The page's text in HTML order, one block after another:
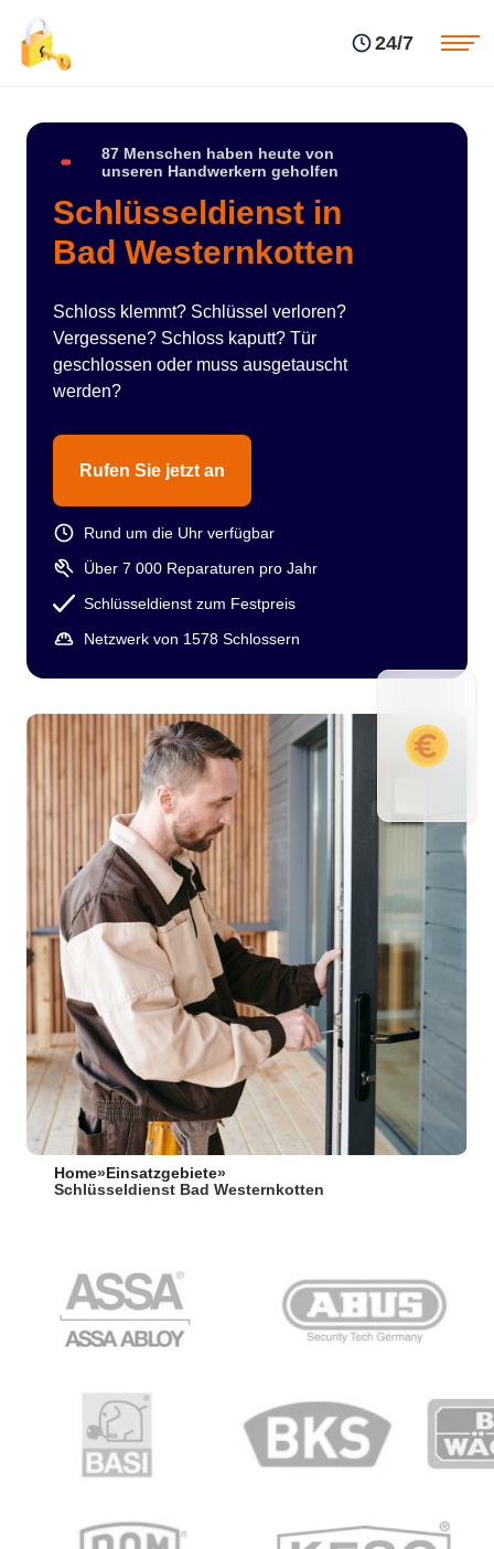
24/7
87 Menschen haben heute von
unseren Handwerkern geholfen
Schlüsseldienst in
Bad Westernkotten
Schloss klemmt? Schlüssel verloren?
Vergessene? Schloss kaputt? Tür
geschlossen oder muss ausgetauscht
werden?
Rufen Sie jetzt an
Rund um die Uhr verfügbar
Über 7 000 Reparaturen pro Jahr
Schlüsseldienst zum Festpreis
Netzwerk von 1578 Schlossern
Home» Einsatzgebiete»
Schlüsseldienst Bad Westernkotten